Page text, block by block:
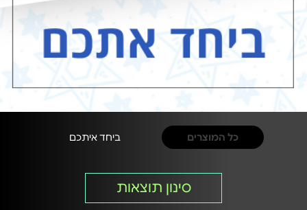
כל המוצרים ביחד איתכם
סינון תוצאות